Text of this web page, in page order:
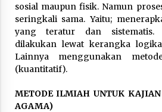
sosial maupun fisik. Namun
seringkali sama. Yaitu;
yang teratur dan sistematis.
dilakukan lewat kerangka
Lainnya menggunakan
(kuantitatif).
METODE ILMIAH UNTUK
AGAMA)